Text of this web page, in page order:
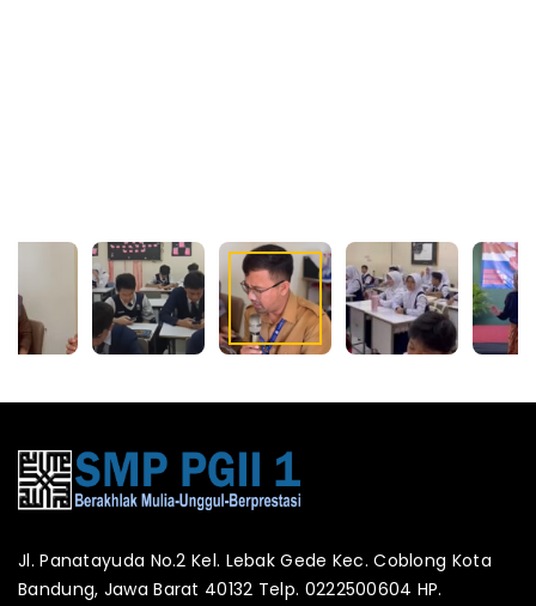
Jl. Panatayuda No.2 Kel. Lebak Gede Kec. Coblong Kota
Bandung, Jawa Barat 40132 Telp. 0222500604 HP.